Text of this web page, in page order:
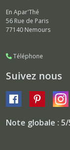
En Apar'Thé
56 Rue de Paris
77140 Nemours
Téléphone
Suivez nous
Note globale : 5/